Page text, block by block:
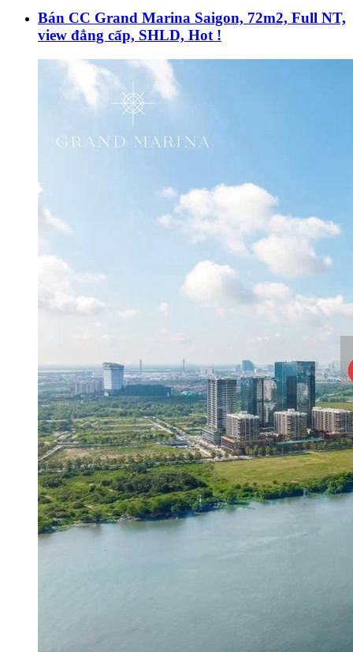
Bán CC Grand Marina Saigon, 72m2, Full NT,
view đẳng cấp, SHLD, Hot !